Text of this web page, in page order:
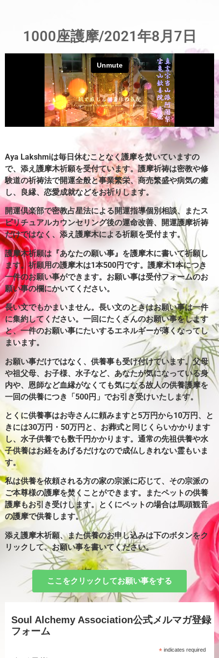
1000座護摩/2021年8月7日
Aya Lakshmiは毎日休むことなく護摩を焚いていますの
で、添え護摩木祈願を受付ています。護摩祈祷は密教や修
験道の祈祷法で開運全般と事業繁栄、商売繁盛や病気の癒
し、良縁、恋愛成就などをお祈りします。
開運倶楽部で密教占星法による開運指導個別相談、またス
ピリチュアルカウンセリング後の運命改善、開運護摩祈祷
だけではなく、添え護摩木による祈願を受付ます。
護摩木祈願は『あなたの願い事』を護摩木に書いて祈願し
ます。祈願用の護摩木は1本500円です。護摩木1本につき
一件のお願い事ができます。 お願い事は受付フォームのお
願い事の欄にかいてください。
長い文でもかまいません。長い文のときはお願い事は一件
に集約してください。 一回にたくさんのお願い事をします
と、一件のお願い事にたいするエネルギーが薄くなってし
まいます。
お願い事だけではなく、供養事も受け付けています。父母
や祖父母、お子様、水子など、あなたが気になっている身
内や、恩師など血縁がなくても気になる故人の供養護摩を
一回の供養につき「500円」でお引き受けいたします。
とくに供養事はお寺さんに頼みますと5万円から10万円、と
きには30万円・50万円と、お葬式と同じくらいかかります
し、水子供養でも数千円かかります。通常の先祖供養や水
子供養はお経をあげるだけなので成仏しきれない霊もいま
す。
私は供養を依頼される方の家の宗派に応じて、その宗派の
ご本尊様の護摩を焚くことができます。またペットの供養
護摩もお引き受けします。とくにペットの場合は馬頭観音
の護摩で供養します。
添え護摩木祈願、また供養のお申し込みは下のボタンをク
リックして、お願い事を書いてください。
ここをクリックしてお願い事をする
Soul Alchemy Association公式メルマガ登録
フォーム
* indicates required